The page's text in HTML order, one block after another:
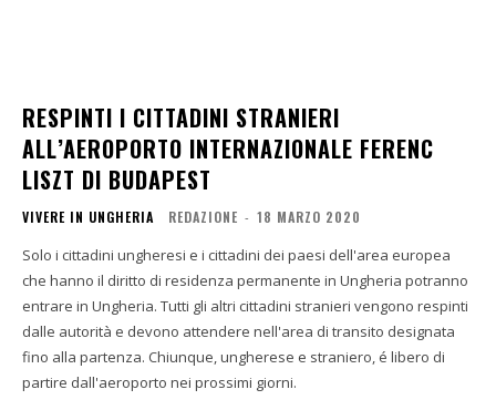
RESPINTI I CITTADINI STRANIERI
ALL’AEROPORTO INTERNAZIONALE FERENC
LISZT DI BUDAPEST
VIVERE IN UNGHERIA REDAZIONE - 18 MARZO 2020
Solo i cittadini ungheresi e i cittadini dei paesi dell'area europea
che hanno il diritto di residenza permanente in Ungheria potranno
entrare in Ungheria. Tutti gli altri cittadini stranieri vengono respinti
dalle autorità e devono attendere nell'area di transito designata
fino alla partenza. Chiunque, ungherese e straniero, é libero di
partire dall'aeroporto nei prossimi giorni.